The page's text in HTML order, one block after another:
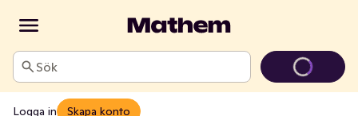
Sök
Logga in Skapa konto